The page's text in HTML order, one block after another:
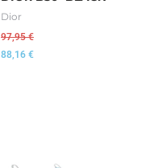
Dior
97,95€
88,16 €